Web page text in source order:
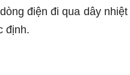
điện đi qua dây
định.